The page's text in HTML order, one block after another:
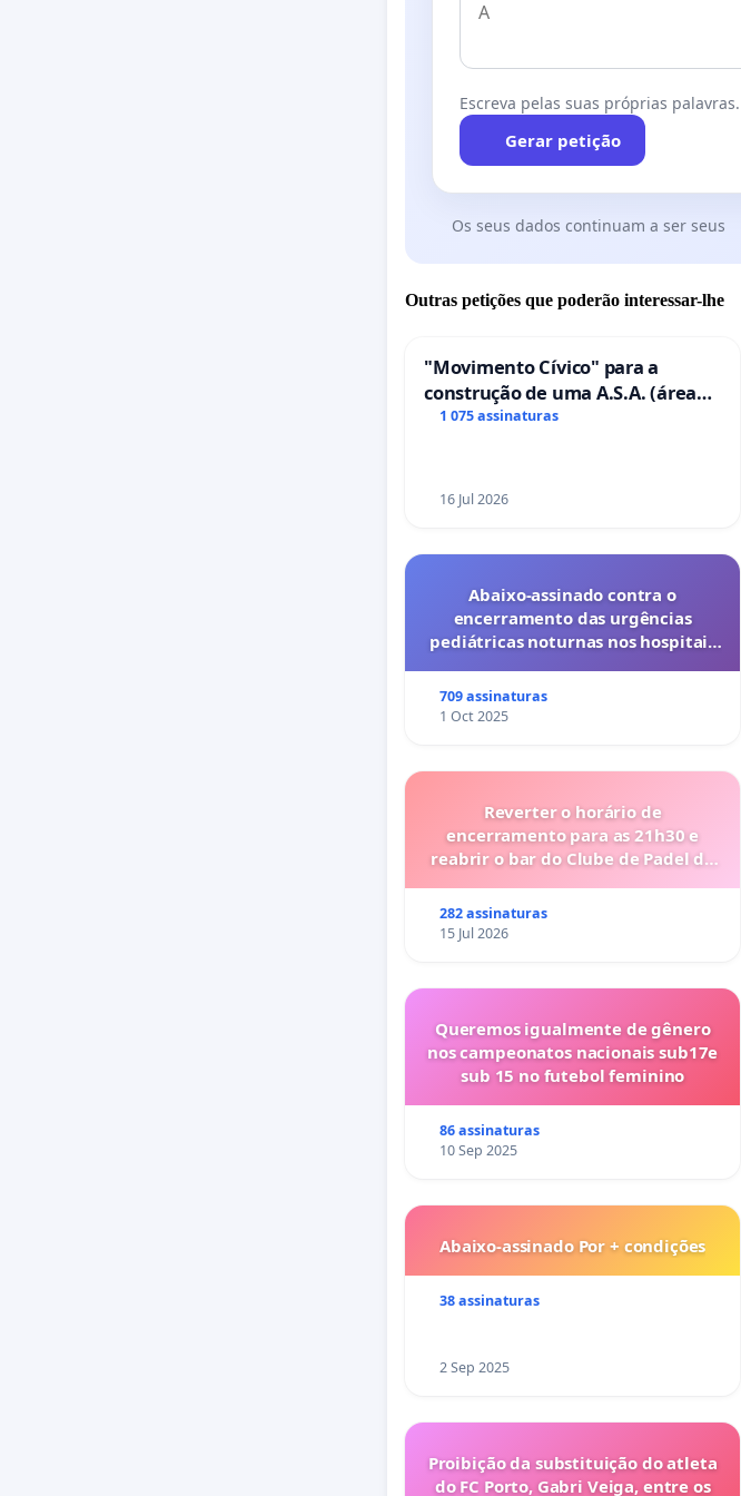
Escreva pelas suas próprias
Gerar petição
Os seus dados continuam a ser seus
Outras petições que poderão interessar-lhe
"Movimento Cívico" para a
construção de uma A.S.A. (área
de serviços para autocaravanas)
1 075 assinaturas
16 Jul 2026
Abaixo-assinado contra o
encerramento das urgências
pediátricas noturnas nos hospitais
709 assinaturas
1 Oct 2025
Reverter o horário de
encerramento para as 21h30 e
reabrir o bar do Clube de Padel de
282 assinaturas
15 Jul 2026
Queremos igualmente de gênero
nos campeonatos nacionais sub17e
sub 15 no futebol feminino
86 assinaturas
10 Sep 2025
Abaixo-assinado Por + condições
38 assinaturas
2 Sep 2025
Proibição da substituição do atleta
do FC Porto, Gabri Veiga, entre os